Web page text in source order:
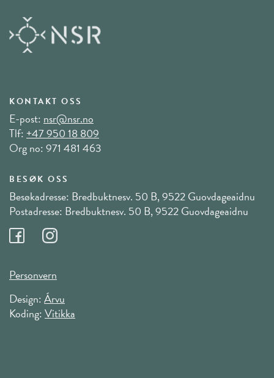
KONTAKT OSS
E-post: nsr@nsr.no
Tlf:+47 950 18 809
Org no: 971 481 463
BESØK OSS
Besøkadresse: Bredbuktnesv. 50 B, 9522 Guovdageaidnu
Postadresse: Bredbuktnesv. 50 B, 9522 Guovdageaidnu
Personvern
Design:Árvu
Koding:Vitikka